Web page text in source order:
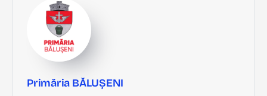
Primăria BĂLUȘENI